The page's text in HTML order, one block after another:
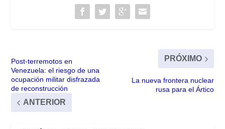
Post-terremotos en
Venezuela: el riesgo de una
ocupación militar disfrazada
de reconstrucción
ANTERIOR
PRÓXIMO
La nueva frontera nuclear
rusa para el Ártico